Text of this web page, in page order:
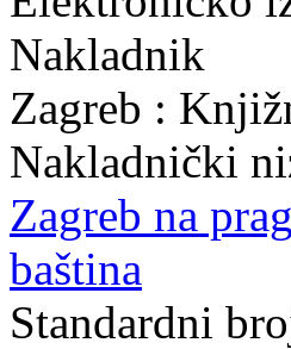
Nakladnik
Zagreb :
Nakladnički
Zagreb na
baština
Standardni